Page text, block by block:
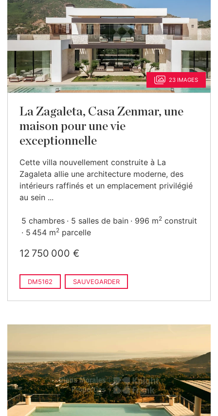
23 IMAGES
La Zagaleta, Casa Zenmar, une
maison pour une vie
exceptionnelle
Cette villa nouvellement construite à La
Zagaleta allie une architecture moderne, des
intérieurs raffinés et un emplacement privilégié
au sein ...
5 chambres 5 salles de bain 996 m2 construit
5 454 m2 parcelle
12 750 000 €
DM5162 SAUVEGARDER